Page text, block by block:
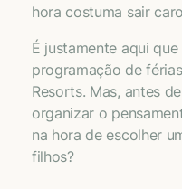
hora costuma sair
É justamente aqui
programação de
Resorts. Mas, antes
organizar o
na hora de escolher
filhos?